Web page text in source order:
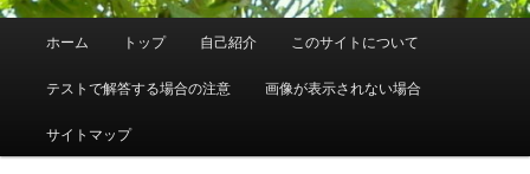
ュ
ホーム トップ 自己紹介 このサイトについて
テストで解答する場合の注意 画像が表示されない場合
サイトマップ